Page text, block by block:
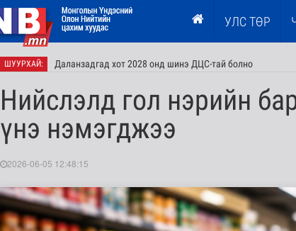
УЛС ТӨР
ШУУРХАЙ: Даланзадгад хот 2028 онд шинэ ДЦС-тай болно
Нийслэлд гол нэрийн
үнэ нэмэгджээ
2026-06-05 12:48:15